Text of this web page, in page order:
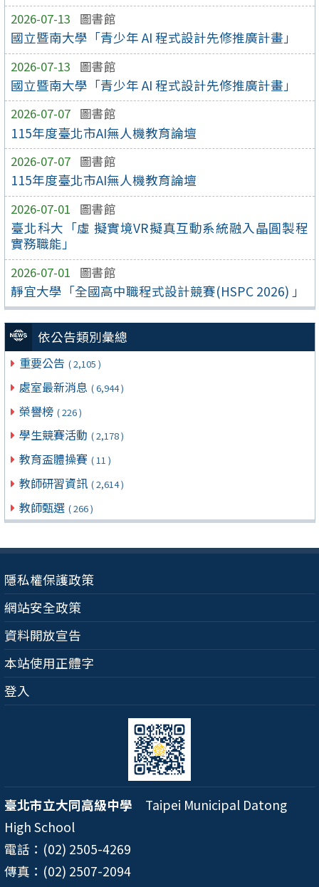
2026-07-13 圖書館
國立暨南大學「青少年 AI 程式設計先修推廣計畫」
2026-07-13 圖書館
國立暨南大學「青少年 AI 程式設計先修推廣計畫」
2026-07-07 圖書館
115年度臺北市AI無人機教育論壇
2026-07-07 圖書館
115年度臺北市AI無人機教育論壇
2026-07-01 圖書館
臺北科大「虛 擬實境VR擬真互動系統融入晶圓製程
實務職能」
2026-07-01 圖書館
靜宜大學「全國高中職程式設計競賽(HSPC 2026) 」
依公告類別彙總
重要公告 ( 2,105 )
處室最新消息 ( 6,944 )
榮譽榜 ( 226 )
學生競賽活動 ( 2,178 )
教育盃體操賽 ( 11 )
教師研習資訊 ( 2,614 )
教師甄選 ( 266 )
隱私權保護政策
網站安全政策
資料開放宣告
本站使用正體字
登入
臺北市立大同高級中學 Taipei Municipal Datong
High School
電話：(02) 2505-4269
傳真：(02) 2507-2094